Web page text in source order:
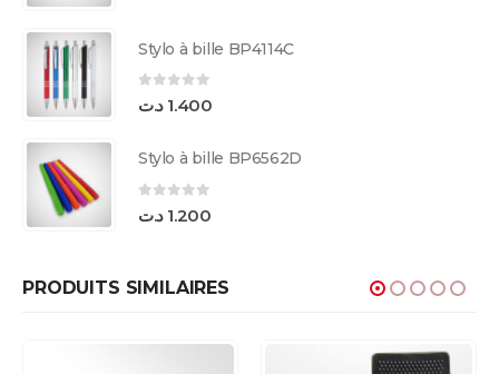
Stylo à bille BP4114C
sur 51.400 د.ت
Stylo à bille BP6562D
sur 51.200 د.ت
PRODUITS SIMILAIRES